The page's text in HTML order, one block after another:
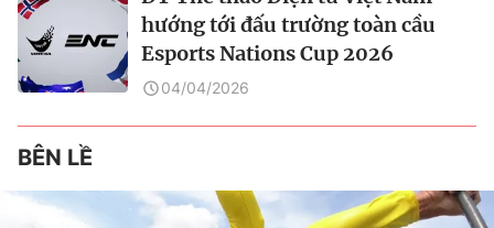
hướng tới đấu trường toàn cầu
Esports Nations Cup 2026
04/04/2026
BÊN LỀ